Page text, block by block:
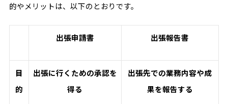
的やメリットは、以下のとおりです。
出張申請書 出張報告書
目
的
出張に行くための承認を
得る
出張先での業務内容や成
果を報告する